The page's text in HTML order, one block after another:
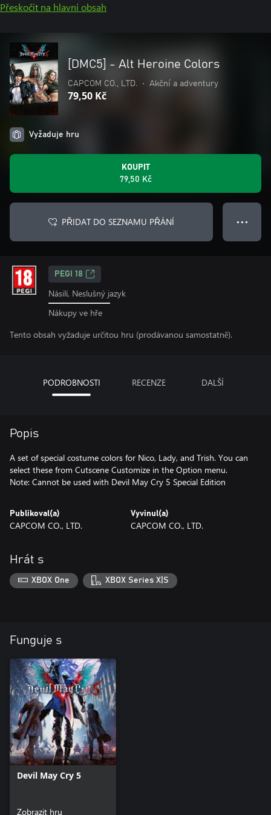
Přeskočit na hlavní obsah
[DMC5] - Alt Heroine Colors
CAPCOM CO., LTD. • Akční a adventury
79,50 Kč
Vyžaduje hru
KOUPIT
79,50 Kč
PŘIDAT DO SEZNAMU PŘÁNÍ ● ● ●
PEGI 18
Násilí, Neslušný jazyk
Nákupy ve hře
Tento obsah vyžaduje určitou hru (prodávanou samostatně).
PODROBNOSTI RECENZE DALŠÍ
Popis
A set of special costume colors for Nico, Lady, and Trish. You can
select these from Cutscene Customize in the Option menu.
Note: Cannot be used with Devil May Cry 5 Special Edition
Publikoval(a)
CAPCOM CO., LTD.
Vyvinul(a)
CAPCOM CO., LTD.
Hrát s
XBOX One XBOX Series X|S
Funguje s
Devil May Cry 5
Zobrazit hru